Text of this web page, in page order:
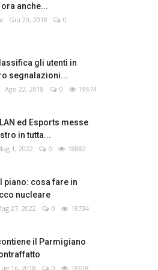
anche...
Giu 20, 2018
0
gli utenti in
segnalazioni...
Ago 22, 2018 0 19674
ed Esports messe
in tutta...
1, 2022 0 18882
piano: cosa fare in
nucleare
27, 2022 0 18734
il Parmigiano
16, 2018 0 18618